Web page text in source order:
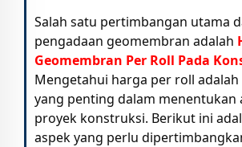
Salah satu pertimbangan utama
pengadaan geomembran adalah
Geomembran Per Roll Pada
Mengetahui harga per roll
yang penting dalam menentukan
proyek konstruksi. Berikut ini
aspek yang perlu